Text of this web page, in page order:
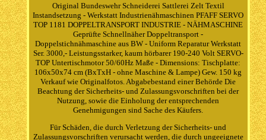
Original Bundeswehr Schneiderei Sattlerei Zelt Textil
Instandsetzung - Werkstatt Industrienähmaschinen PFAFF SERVO
TOP 1181 DOPPELTRANSPORT INDUSTRIE - NÄHMASCHINE
Geprüfte Schnellnäher Doppeltransport -
Doppelstichnähmaschine aus BW - Uniform Reparatur Werkstatt
Ser. 3000,- Leistungsstarker, kaum hörbarer 190-240 Volt SERVO-
TOP Untertischmotor 50/60Hz Maße - Dimensions: Tischplatte:
106x50x74 cm (BxTxH - ohne Maschine & Lampe) Gew. 150 kg
Verkauf wie Originalfotos. Abgabebestand einer Behörde Die
Beachtung der Sicherheits- und Zulassungsvorschriften bei der
Nutzung, sowie die Einholung der entsprechenden
Genehmigungen sind Sache des Käufers.
Für Schäden, die durch Verletzung der Sicherheits- und
Zulassungsvorschriften verursacht werden, die durch ungeeignete